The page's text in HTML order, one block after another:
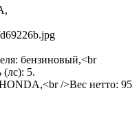
бензиновый,<br
5.
/>Вес нетто: 95